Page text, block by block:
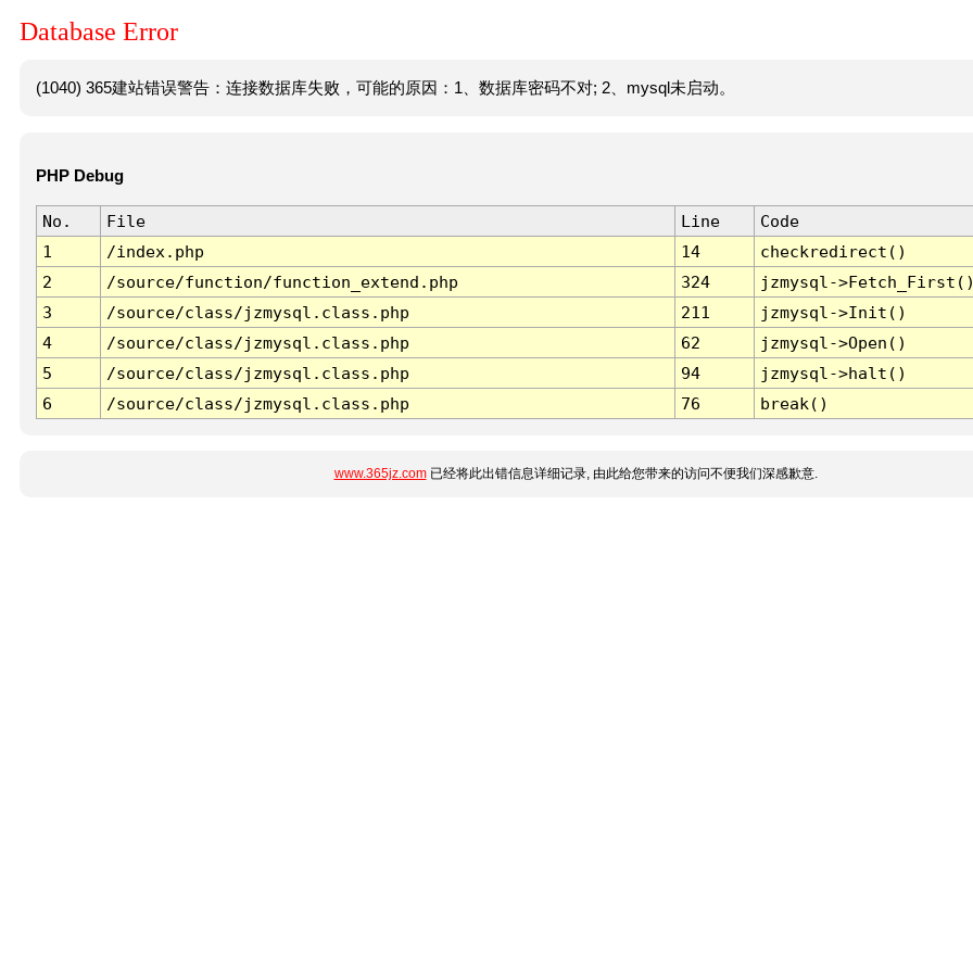
Database Error
(1040) 365建站错误警告：连接数据库失败，可能的原因：1、数据库密码不对; 2、mysql未启动。
PHP Debug
No. File Line
Code
1
/index.php 14
checkredirect()
2
/source/function/function_extend.php 324
jzmysql-
3
/source/class/jzmysql.class.php 211
jzmysql->Init()
4
/source/class/jzmysql.class.php 62
jzmysql->Open()
5
/source/class/jzmysql.class.php 94
jzmysql->halt()
6
/source/class/jzmysql.class.php 76 break()
www.365jz.com已经将此出错信息详细记录, 由此给您带来的访问不便我们深感歉意.